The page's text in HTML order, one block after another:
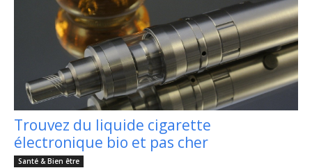
Trouvez du liquide cigarette
électronique bio et pas cher
Santé & Bien être